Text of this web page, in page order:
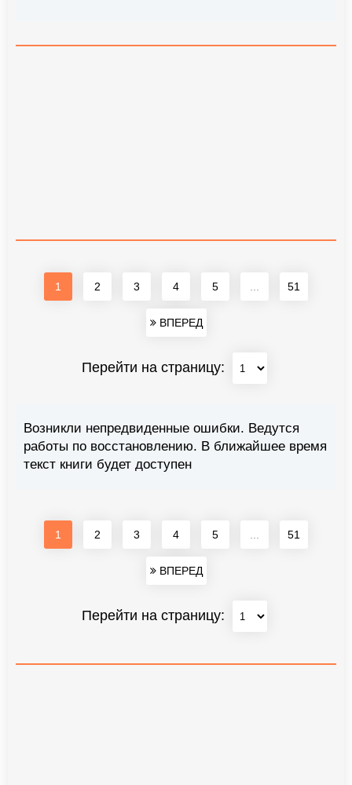
1 2 3 4 5 51
ВПЕРЕД
Перейти на страницу:
Возникли непредвиденные ошибки. Ведутся
работы по восстановлению. В ближайшее время
текст книги будет доступен
1 2 3 4 5 51
ВПЕРЕД
Перейти на страницу: